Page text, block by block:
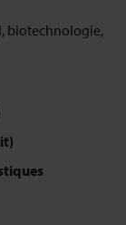
biotechnologie,